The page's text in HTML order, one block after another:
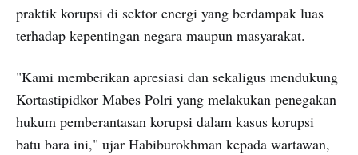
praktik korupsi di sektor energi yang berdampak luas
terhadap kepentingan negara maupun masyarakat.
"Kami memberikan apresiasi dan sekaligus mendukung
Kortastipidkor Mabes Polri yang melakukan penegakan
hukum pemberantasan korupsi dalam kasus korupsi
batu bara ini," ujar Habiburokhman kepada wartawan,